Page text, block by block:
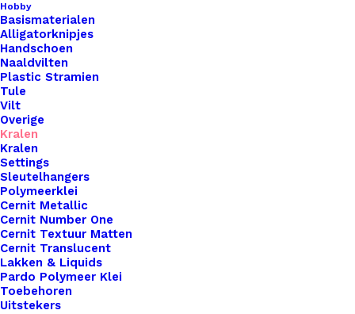
Hobby
Basismaterialen
Alligatorknipjes
Handschoen
Naaldvilten
Plastic Stramien
Tule
Vilt
Overige
Kralen
Kralen
Settings
Sleutelhangers
Polymeerklei
Cernit Metallic
Cernit Number One
Cernit Textuur Matten
Cernit Translucent
Lakken & Liquids
Pardo Polymeer Klei
Toebehoren
Uitstekers
Bedels Ster Zilver-Licht Roze 9x7mm
€0,25